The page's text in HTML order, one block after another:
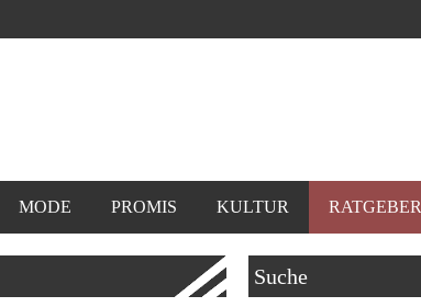
MODE PROMIS KULTUR RATGEBER
Suche